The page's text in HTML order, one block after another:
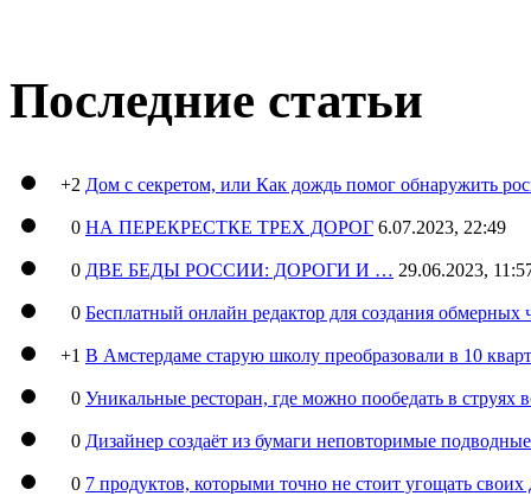
Последние статьи
+2 Дом с секретом, или Как дождь помог обнаружить
0 НА ПЕРЕКРЕСТКЕ ТРЕХ ДОРОГ 6.07.2023, 22:49
0 ДВЕ БЕДЫ РОССИИ: ДОРОГИ И … 29.06.2023,
0 Бесплатный онлайн редактор для создания обмерных
+1 В Амстердаме старую школу преобразовали в 10
0 Уникальные ресторан, где можно пообедать в струях
0 Дизайнер создаёт из бумаги неповторимые
0 7 продуктов, которыми точно не стоит угощать